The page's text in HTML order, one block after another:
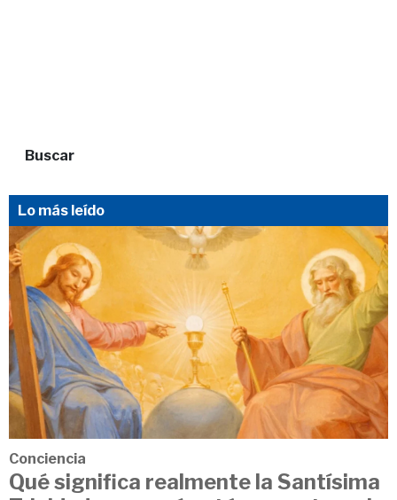
Buscar
Lo más leído
Conciencia
Qué significa realmente la Santísima